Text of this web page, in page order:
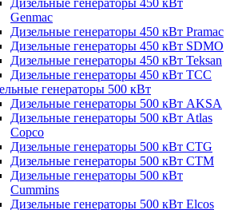
Дизельные генераторы 450 кВт
Genmac
Дизельные генераторы 450 кВт Pramac
Дизельные генераторы 450 кВт SDMO
Дизельные генераторы 450 кВт Teksan
Дизельные генераторы 450 кВт ТСС
генераторы 500 кВт
Дизельные генераторы 500 кВт AKSA
Дизельные генераторы 500 кВт Atlas
Copco
Дизельные генераторы 500 кВт CTG
Дизельные генераторы 500 кВт CTM
Дизельные генераторы 500 кВт
Cummins
Дизельные генераторы 500 кВт Elcos